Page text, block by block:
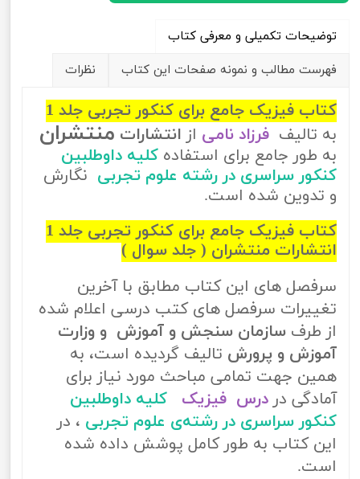
توضیحات تکمیلی و معرفی کتاب
فهرست مطالب و نمونه صفحات این کتاب
نظرات
کتاب فیزیک جامع برای کنکور تجربی جلد 1
به تالیف فرزاد نامی از انتشارات منتشران
به طور جامع برای استفاده کلیه داوطلبین
کنکور سراسری در رشته علوم تجربی نگارش
و تدوین شده است.
کتاب فیزیک جامع برای کنکور تجربی جلد 1
انتشارات منتشران ( جلد سوال )
سرفصل های این کتاب مطابق با آخرین
تغییرات سرفصل های کتب درسی اعلام شده
از طرف سازمان سنجش و آموزش و وزارت
آموزش و پرورش تالیف گردیده است، به
همین جهت تمامی مباحث مورد نیاز برای
آمادگی در درس فیزیک
کلیه داوطلبین
کنکور سراسری در رشته‌ی علوم تجربی ، در
این کتاب به طور کامل پوشش داده شده
است.